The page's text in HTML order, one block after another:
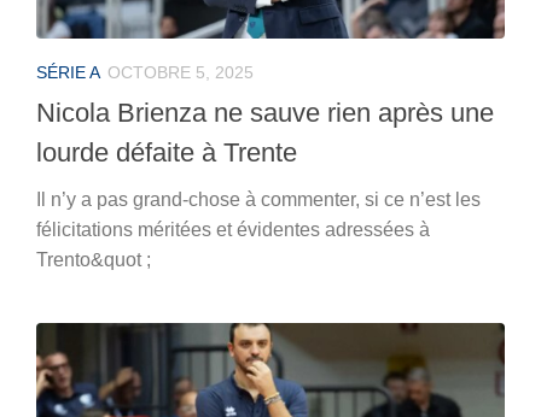
SÉRIE A OCTOBRE 5, 2025
Nicola Brienza ne sauve rien après une
lourde défaite à Trente
Il n’y a pas grand-chose à commenter, si ce n’est les
félicitations méritées et évidentes adressées à
Trento&quot ;